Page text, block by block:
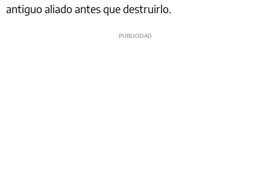
antiguo aliado antes que destruirlo.